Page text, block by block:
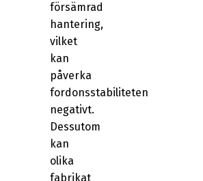
försämrad
hantering,
vilket
kan
påverka
fordonsstabiliteten
negativt.
Dessutom
kan
olika
fabrikat